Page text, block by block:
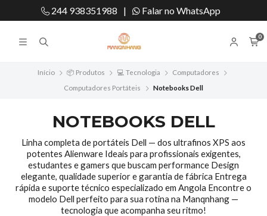
244 938351988 | Falar no WhatsApp
0
Início 📦 Produtos 💻 Tecnologia
Computadores
Computadores Portáteis
Notebooks Dell
NOTEBOOKS DELL
Linha completa de portáteis Dell — dos ultrafinos XPS aos
potentes Alienware Ideais para profissionais exigentes,
estudantes e gamers que buscam performance Design
elegante, qualidade superior e garantia de fábrica Entrega
rápida e suporte técnico especializado em Angola Encontre o
modelo Dell perfeito para sua rotina na Manqnhang —
tecnologia que acompanha seu ritmo!